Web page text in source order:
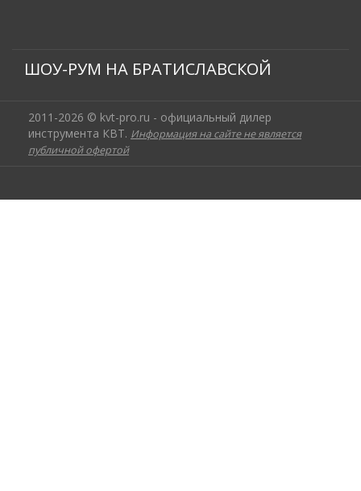
ШОУ-РУМ НА БРАТИСЛАВСКОЙ
2011-2026 © kvt-pro.ru - официальный дилер
инструмента КВТ. Информация на сайте не является
публичной офертой